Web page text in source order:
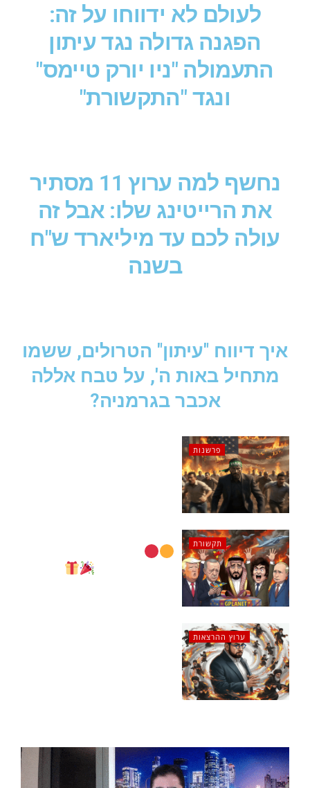
לעולם לא ידווחו על זה:
הפגנה גדולה נגד עיתון
התעמולה "ניו יורק טיימס"
ונגד "התקשורת"
נחשף למה ערוץ 11 מסתיר
את הרייטינג שלו: אבל זה
עולה לכם עד מיליארד ש"ח
בשנה
איך דיווח "עיתון" הטרולים, ששמו
מתחיל באות ה', על טבח אללה
אכבר בגרמניה?
פרשנות
תקשורת
ערוץ ההרצאות